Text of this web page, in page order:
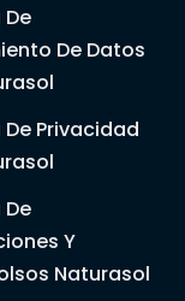
De Datos
Privacidad
Y
Naturasol